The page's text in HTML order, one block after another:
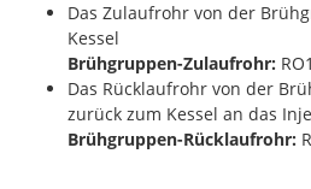
Das Zulaufrohr von der
Kessel
Brühgruppen-Zulaufrohr:
Das Rücklaufrohr von der
zurück zum Kessel an das
Brühgruppen-Rücklaufrohr: